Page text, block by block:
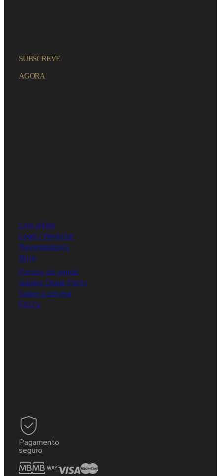
SUBSCREVE
AGORA
Loja online
Login / Registar
Revendedores
Blog
Pontos de venda
Gulden Draak Party
Sobre a cerveja
FAQ's
Pagamento
seguro